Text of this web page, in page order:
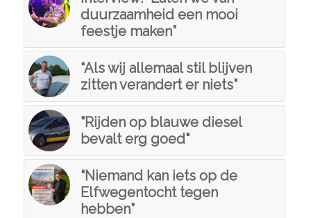
duurzaamheid een mooi
feestje maken”
“Als wij allemaal stil blijven
zitten verandert er niets”
"Rijden op blauwe diesel
bevalt erg goed"
“Niemand kan iets op de
Elfwegentocht tegen
hebben”